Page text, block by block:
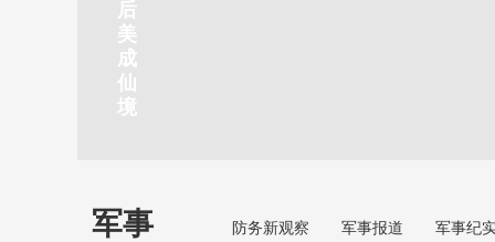
静赏京娘湖
京娘湖位于邯郸武安市口上村北，常年平均气温19摄氏度，夏
北
山
公
园
古
北
水
镇
武
湖
景
区
红
石
峡
金
梦
海
湾
梅
岭
瀑
布
齐
云
山
后
美
成
仙
境
军事 防务新观察 军事报道 军事纪